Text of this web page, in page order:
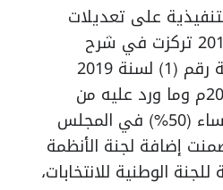
على تعديلات
وإضافات على انتخابات 2015 تركزت في شرح
وتفصيل قرار رئيس الدولة رقم (1) لسنة 2019
بتعديل قرار (3) لسنة 2006م وما ورد عليه من
تعديلات، بشأن تمثيل النساء (50%) في المجلس
إضافة لجنة الأنظمة
الوطنية للانتخابات،